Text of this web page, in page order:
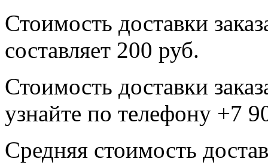
Стоимость доставки
составляет 200 руб.
Стоимость доставки
узнайте по телефону +7
Средняя стоимость